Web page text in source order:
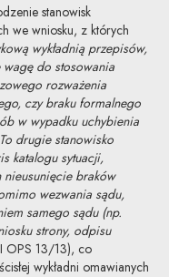
stanowisk
we wniosku, z których
wykładnią przepisów,
do stosowania
rozważenia
czy braku formalnego
w wypadku uchybienia
drugie stanowisko
katalogu sytuacji,
braków
wezwania sądu,
samego sądu (np.
strony, odpisu
OPS 13/13), co
wykładni omawianych